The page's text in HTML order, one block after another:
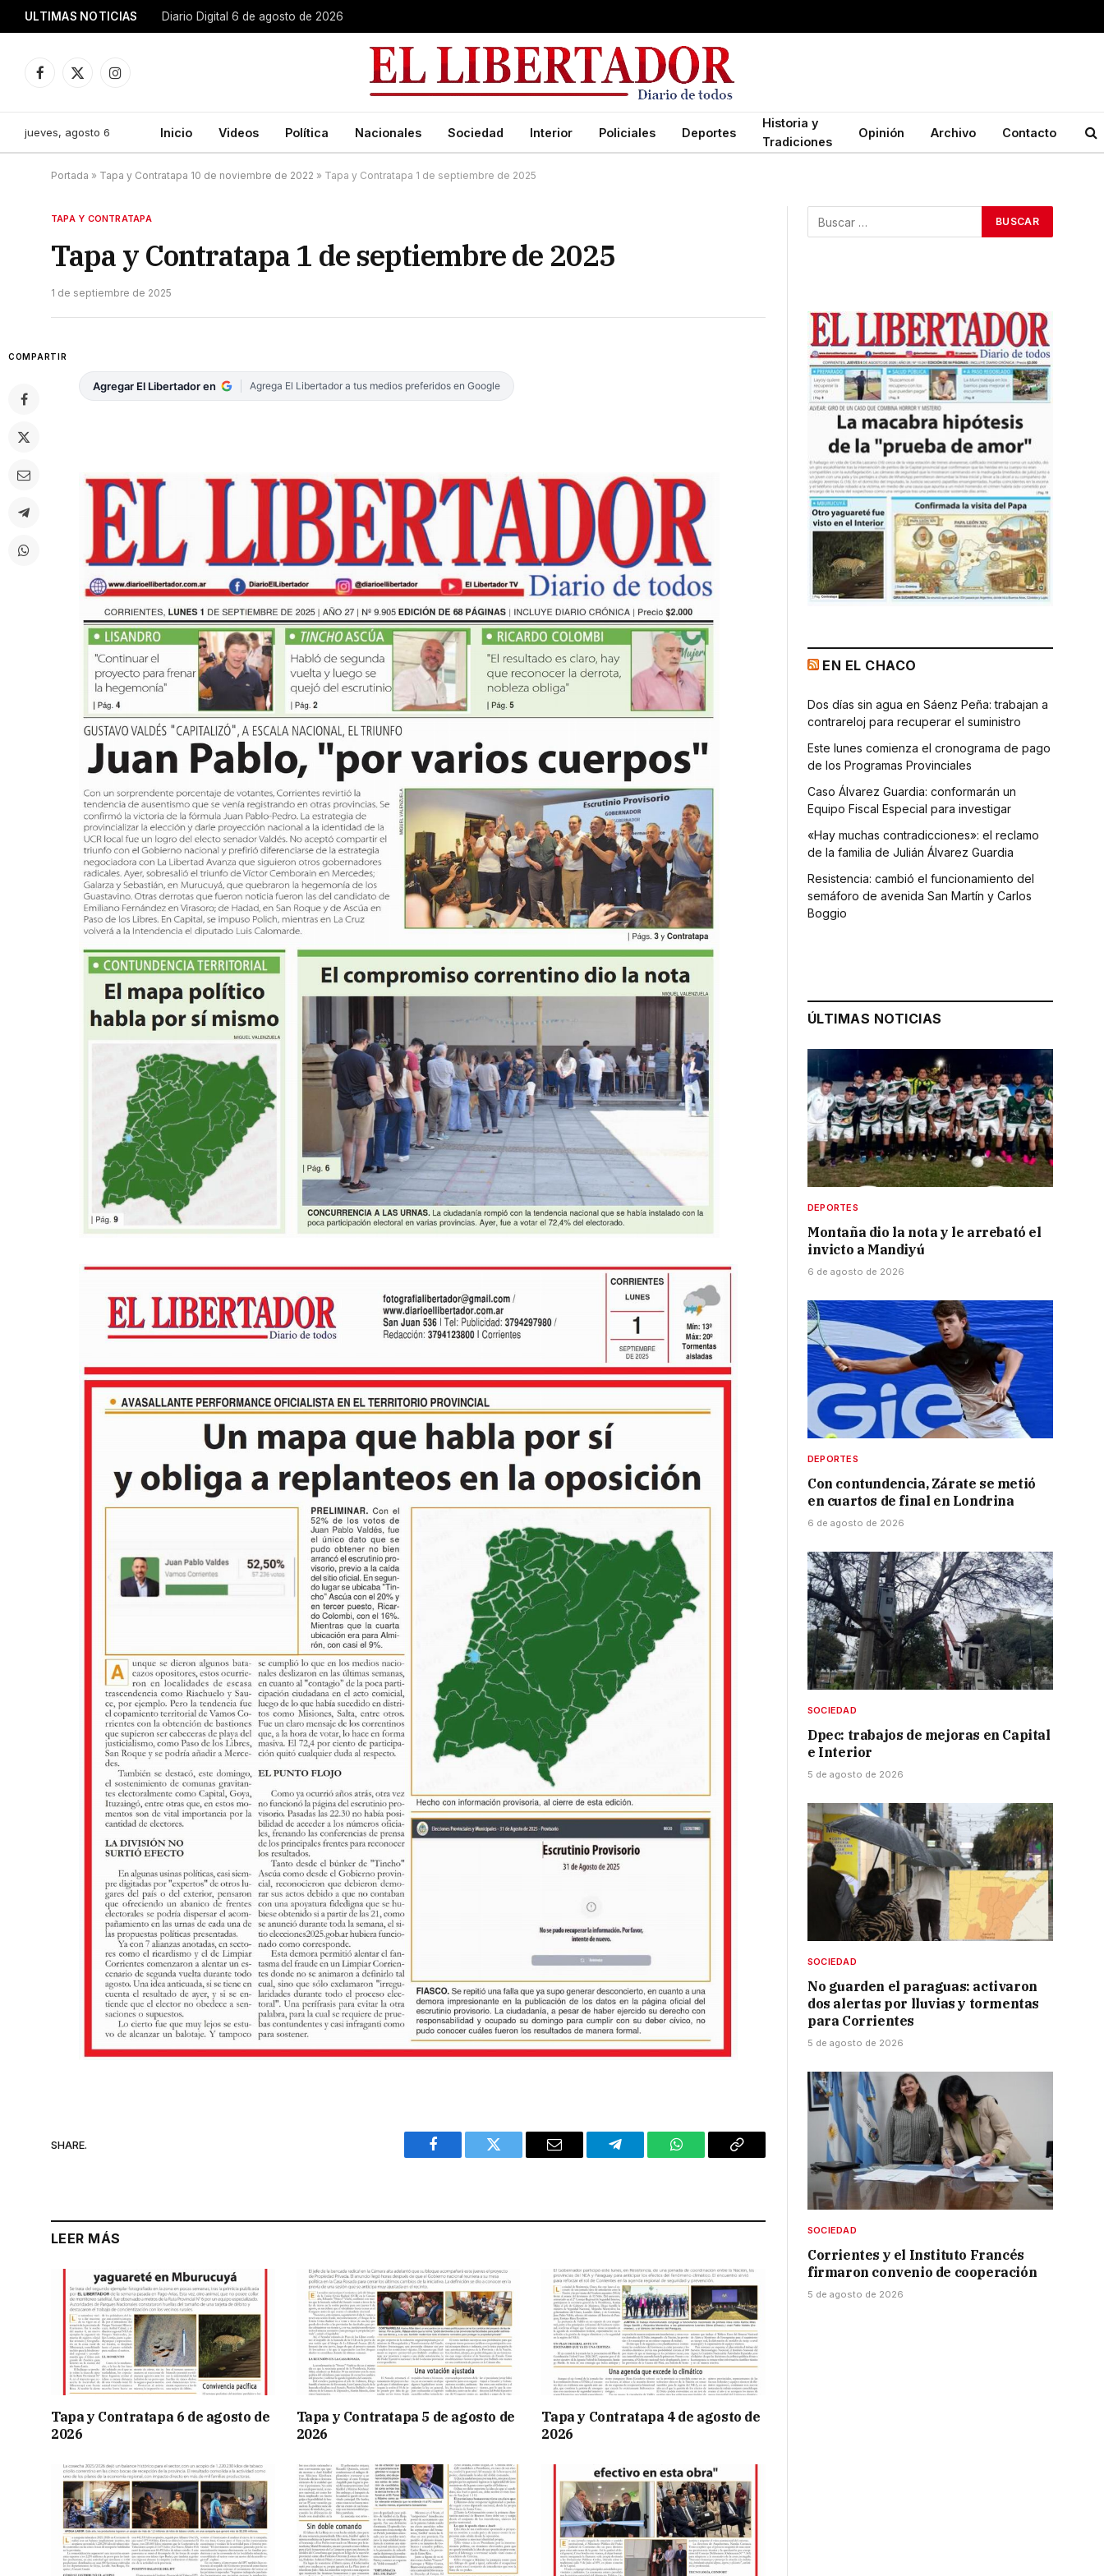
ULTIMAS NOTICIAS Diario Digital 6 de agosto de 2026
Facebook
X
Instagram
jueves, agosto 6 Inicio Videos Política Nacionales Sociedad Interior Policiales Deportes
Historia y
Tradiciones
Opinión Archivo Contacto
Portada » Tapa y Contratapa 10 de noviembre de 2022 » Tapa y Contratapa 1 de septiembre de 2025
TAPA Y CONTRATAPA
Tapa y Contratapa 1 de septiembre de 2025
1 de septiembre de 2025
COMPARTIR
Agregar El Libertador en Agrega El Libertador a tus medios preferidos en Google
SHARE.
Facebook Twitter Email Telegram WhatsAppCopy
LEER MÁS
Tapa y Contratapa 6 de agosto de
2026
Tapa y Contratapa 5 de agosto de
2026
Tapa y Contratapa 4 de agosto de
2026
EN EL CHACO
Dos días sin agua en Sáenz Peña: trabajan a
contrareloj para recuperar el suministro
Este lunes comienza el cronograma de pago
de los Programas Provinciales
Caso Álvarez Guardia: conformarán un
Equipo Fiscal Especial para investigar
«Hay muchas contradicciones»: el reclamo
de la familia de Julián Álvarez Guardia
Resistencia: cambió el funcionamiento del
semáforo de avenida San Martín y Carlos
Boggio
ÚLTIMAS NOTICIAS
DEPORTES
Montaña dio la nota y le arrebató el
invicto a Mandiyú
6 de agosto de 2026
DEPORTES
Con contundencia, Zárate se metió
en cuartos de final en Londrina
6 de agosto de 2026
SOCIEDAD
Dpec: trabajos de mejoras en Capital
e Interior
5 de agosto de 2026
SOCIEDAD
No guarden el paraguas: activaron
dos alertas por lluvias y tormentas
para Corrientes
5 de agosto de 2026
SOCIEDAD
Corrientes y el Instituto Francés
firmaron convenio de cooperación
5 de agosto de 2026